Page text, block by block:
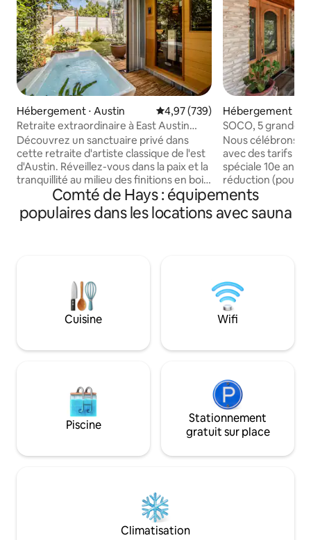
Hébergement ⋅ Austin Évaluation moyenne sur la
4,97 (739)
Retraite extraordinaire à East Austin
avec sauna et bain froid
Découvrez un sanctuaire privé dans
cette retraite d'artiste classique de l'est
d'Austin. Réveillez-vous dans la paix et la
tranquillité au milieu des finitions en bois
dans un espace avec un plafond
cathédrale personnalisé, un loft au
niveau supérieur, une terrasse et un
sauna infrarouge. Nous avons une
politique de nettoyage améliorée pour
assurer la sécurité et la tranquillité
d'esprit des clients en période
HEPA de premier ordre, la pulvérisation
l'eau chaude et de l'eau de Javel. Il s'agit
d'un sanctuaire de chalet éclectique et
imaginatif d'une chambre avec une
balançoire de porche avant pour
confort joyeux est à avoir dans la
Pedic. La salle d'eau dispose d'une
douche à l'italienne avec carrelage
personnalisé et d'une baignoire sur pieds
pour tous vos rêves de bain. Il y a un loft
Hébergement ⋅
SOCO, 5 grandes
pour 10
Nous célébrons
avec des tarifs
spéciale 10e
réduction (pour
3 nuits ou plus),
septembre, 50
frais de ménage.
DÉTENDEZ-
baignade de 14
ainsi que dans un
de 5 places ! Visitez le centre-ville,
manger et faire
SOCO, Barton
Comté de Hays : équipements
populaires dans les locations avec sauna
Cuisine Wifi
Piscine
Stationnement
gratuit sur place
Climatisation